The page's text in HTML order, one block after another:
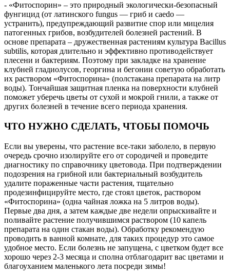
- «Фитоспорин» – это природный экологически-безопасный
фунгицид (от латинского fungus — гриб и caedo —
устранить), предупреждающий развитие спор или мицелия
патогенных грибов, возбудителей болезней растений. В
основе препарата – дружественная растениям культура Bacillus
subtilis, которая длительно и эффективно противодействует
плесени и бактериям. Поэтому при закладке на хранение
клубней гладиолусов, георгина и бегонии советую обработать
их раствором «Фитоспорина» (полстакана препарата на литр
воды). Тончайшая защитная пленка на поверхности клубней
поможет уберечь цветы от сухой и мокрой гнили, а также от
других болезней в течение всего периода хранения.
ЧТО НУЖНО СДЕЛАТЬ, ЧТОБЫ ПОМОЧЬ
Если вы уверены, что растение все-таки заболело, в первую
очередь срочно изолируйте его от сородичей и проведите
диагностику по справочнику цветовода. При подтверждении
подозрения на грибной или бактериальный возбудитель
удалите пораженные части растения, тщательно
продезинфицируйте место, где стоял цветок, раствором
«Фитоспорина» (одна чайная ложка на 5 литров воды).
Первые два дня, а затем каждые две недели опрыскивайте и
поливайте растение получившимся раствором (10 капель
препарата на один стакан воды). Обработку рекомендую
проводить в ванной комнате, для таких процедур это самое
удобное место. Если болезнь не запущена, с цветком будет все
хорошо через 2-3 месяца и сполна отблагодарит вас цветами и
благоуханием маленького лета посреди зимы!